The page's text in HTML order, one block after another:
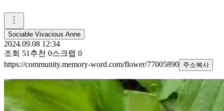
Sociable Vivacious Anne
2024.09.08 12:34
조회 51 추천 0스크랩 0
https://community.memory-word.com/flower/77005890 주소복사